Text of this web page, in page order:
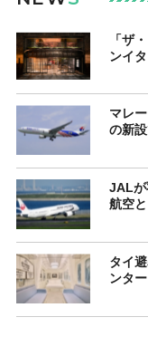
「ザ
ンイ
マレ
の新
JALが
航空
タイ
ンタ